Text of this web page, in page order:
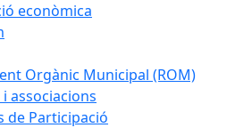
econòmica
Orgànic Municipal (ROM)
associacions
de Participació